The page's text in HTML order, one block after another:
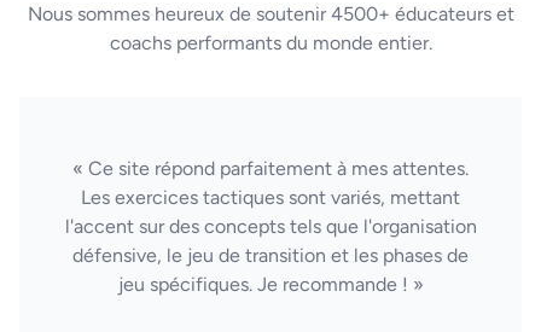
Nous sommes heureux de soutenir 4500+ éducateurs et
coachs performants du monde entier.
« Ce site répond parfaitement à mes attentes.
Les exercices tactiques sont variés, mettant
l'accent sur des concepts tels que l'organisation
défensive, le jeu de transition et les phases de
jeu spécifiques. Je recommande ! »